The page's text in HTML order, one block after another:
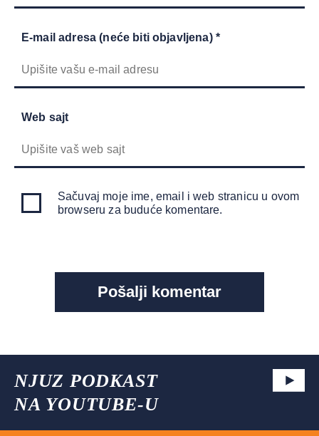
E-mail adresa (neće biti objavljena) *
Web sajt
Sačuvaj moje ime, email i web stranicu u ovom
browseru za buduće komentare.
NJUZ PODKAST
NA YOUTUBE-U